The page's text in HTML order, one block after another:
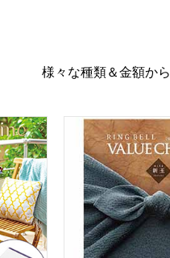
様々な種類＆金額か
エコアイリス 【カタログ
バリューチョイ